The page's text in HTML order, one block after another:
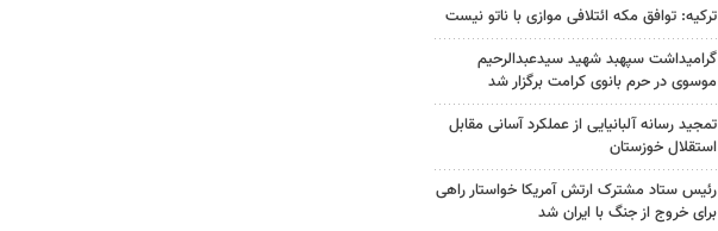
ترکیه: توافق مکه ائتلافی موازی با ناتو نیست
گرامیداشت سپهبد شهید سیدعبدالرحیم
موسوی در حرم بانوی کرامت برگزار شد
تمجید رسانه آلبانیایی از عملکرد آسانی مقابل
استقلال خوزستان
رئیس ستاد مشترک ارتش آمریکا خواستار راهی
برای خروج از جنگ با ایران شد